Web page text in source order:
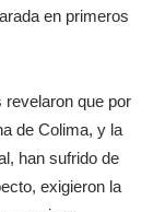
en primeros
revelaron que por
de Colima, y la
han sufrido de
exigieron la